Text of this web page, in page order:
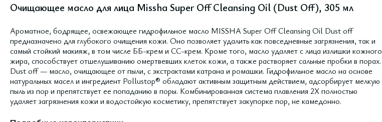
Очищающее масло для лица Missha Super Off Cleansing Oil (Dust Off), 305 мл
Ароматное, бодрящее, освежающее гидрофильное масло MISSHA Super Off Cleansing Oil Dust off
предназначено для глубокого очищения кожи. Оно позволяет удалить как повседневные загрязнения, так и
самый стойкий макияж, в том числе ББ-крем и СС-крем. Кроме того, масло удаляет с лица излишки кожного
жира, способствует отшелушиванию омертвевших клеток кожи, а также растворяет сальные пробки в порах.
Dust off — масло, очищающее от пыли, с экстрактами катрана и ромашки. Гидрофильное масло на основе
натуральных масел и ингредиент Pollustop® обладают активным защитным действием, адсорбирует мелкую
пыль из пор и препятствует ее попаданию в поры. Комбинированная система плавления 2X полностью
удаляет загрязнения кожи и водостойкую косметику, препятствует закупорке пор, не камедонно.